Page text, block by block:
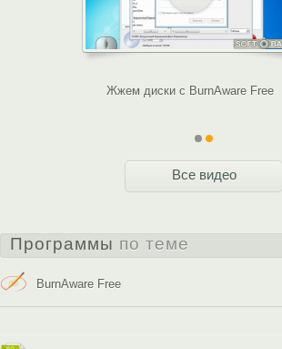
Жжем диски с BurnAware Free
Все видео
Программы по теме
BurnAware Free